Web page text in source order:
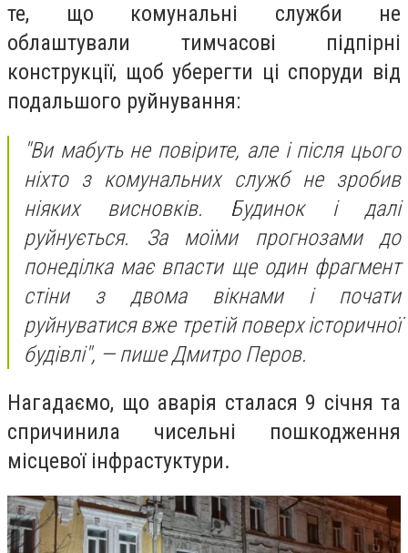
те, що комунальні служби не
облаштували тимчасові підпірні
конструкції, щоб уберегти ці споруди від
подальшого руйнування:
"‎Ви мабуть не повірите, але і після цього
ніхто з комунальних служб не зробив
ніяких висновків. Будинок і далі
руйнується. За моїми прогнозами до
понеділка має впасти ще один фрагмент
стіни з двома вікнами і почати
руйнуватися вже третій поверх історичної
будівлі"‎, — пише Дмитро Перов.
Нагадаємо, що аварія сталася 9 січня та
спричинила чисельні пошкодження
місцевої інфрастуктури.